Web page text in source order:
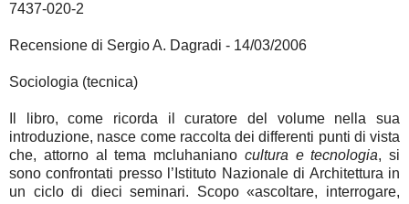
7437-020-2
Recensione di Sergio A. Dagradi - 14/03/2006
Sociologia (tecnica)
Il libro, come ricorda il curatore del volume nella sua
introduzione, nasce come raccolta dei differenti punti di vista
che, attorno al tema mcluhaniano cultura e tecnologia, si
sono confrontati presso l’Istituto Nazionale di Architettura in
un ciclo di dieci seminari. Scopo «ascoltare, interrogare,